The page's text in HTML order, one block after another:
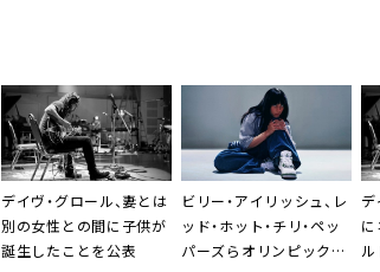
デイヴ・グロール、妻とは
別の女性との間に子供が
誕生したことを公表
ビリー・アイリッシュ、レ
ッド・ホット・チリ・ペッ
パーズらオリンピック閉
デ